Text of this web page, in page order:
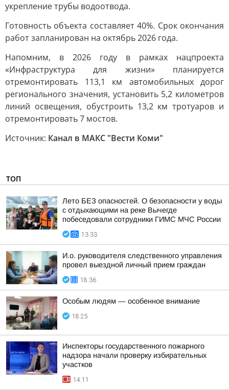
укрепление трубы водоотвода.
Готовность объекта составляет 40%. Срок окончания
работ запланирован на октябрь 2026 года.
Напомним, в 2026 году в рамках нацпроекта
«Инфраструктура для жизни» планируется
отремонтировать 113,1 км автомобильных дорог
регионального значения, установить 5,2 километров
линий освещения, обустроить 13,2 км тротуаров и
отремонтировать 7 мостов.
Источник: Канал в МАКС "Вести Коми"
ТОП
Лето БЕЗ опасностей. О безопасности у воды
с отдыхающими на реке Вычегде
побеседовали сотрудники ГИМС МЧС России
13:33
И.о. руководителя следственного управления
провел выездной личный прием граждан
18:36
Особым людям — особенное внимание
18:25
Инспекторы государственного пожарного
надзора начали проверку избирательных
участков
14:11